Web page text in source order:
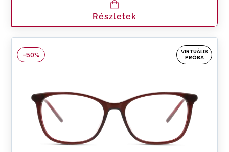
Részletek
-50%
VIRTUÁLIS
PRÓBA